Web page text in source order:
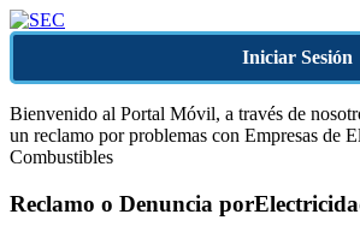
Iniciar Sesión
Bienvenido al Portal Móvil, a través de
un reclamo por problemas con Empresas de
Combustibles
Reclamo o Denuncia por